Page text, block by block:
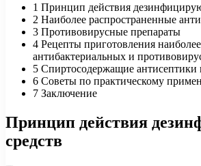
1 Принцип действия
2 Наиболее распространенные
3 Противовирусные препараты
4 Рецепты приготовления
антибактериальных и
5 Спиртосодержащие антисептики
6 Советы по практическому
7 Заключение
Принцип действия
средств